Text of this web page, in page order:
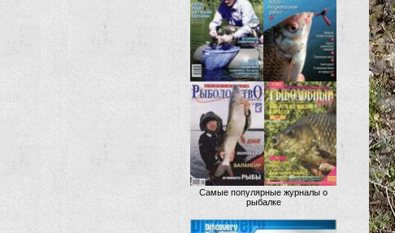
Самые популярные журналы о
рыбалке